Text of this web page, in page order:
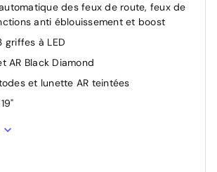
AR 5008 et Hybrid
passages de roues et protections
Noir grainé
et Top Tether aux places latérales rang
des projecteurs
acoustique
rétractables (2 à l'AV et 2 à
des feux de route, feux de
anti éblouissement et boost
griffes à LED
AR Black Diamond
et lunette AR teintées
les projecteurs Noir laqué avec logo
AV: blason PEUGEOT